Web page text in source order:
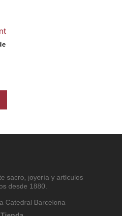
sacro, joyería y artículos
desde 1880.
Catedral Barcelona